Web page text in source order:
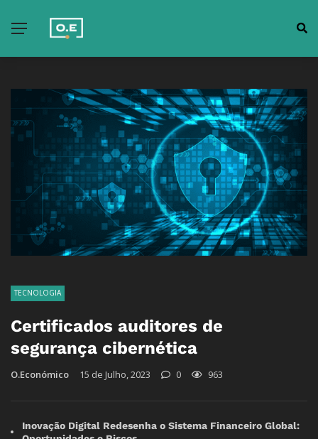
TECNOLOGIA
Certificados auditores de
segurança cibernética
O.Económico 15 de Julho, 2023 0 963
Inovação Digital Redesenha o Sistema Financeiro Global: